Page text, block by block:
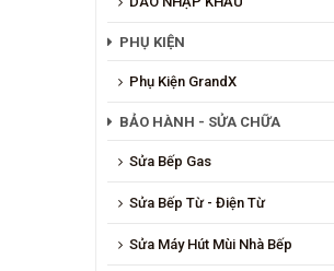
PHỤ KIỆN
Phụ Kiện GrandX
BẢO HÀNH - SỬA CHỮA
Sửa Bếp Gas
Sửa Bếp Từ - Điện Từ
Sửa Máy Hút Mùi Nhà Bếp